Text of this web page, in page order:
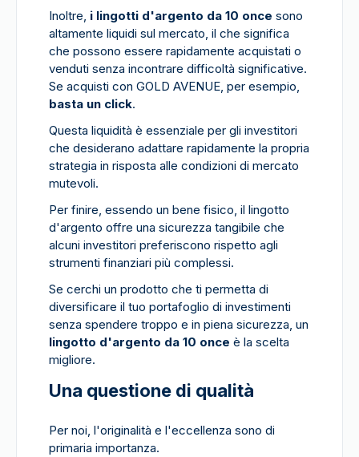
Inoltre, i lingotti d'argento da 10 once sono
altamente liquidi sul mercato, il che significa
che possono essere rapidamente acquistati o
venduti senza incontrare difficoltà significative.
Se acquisti con GOLD AVENUE, per esempio,
basta un click.
Questa liquidità è essenziale per gli investitori
che desiderano adattare rapidamente la propria
strategia in risposta alle condizioni di mercato
mutevoli.
Per finire, essendo un bene fisico, il lingotto
d'argento offre una sicurezza tangibile che
alcuni investitori preferiscono rispetto agli
strumenti finanziari più complessi.
Se cerchi un prodotto che ti permetta di
diversificare il tuo portafoglio di investimenti
senza spendere troppo e in piena sicurezza, un
lingotto d'argento da 10 once è la scelta
migliore.
Una questione di qualità
Per noi, l'originalità e l'eccellenza sono di
primaria importanza.